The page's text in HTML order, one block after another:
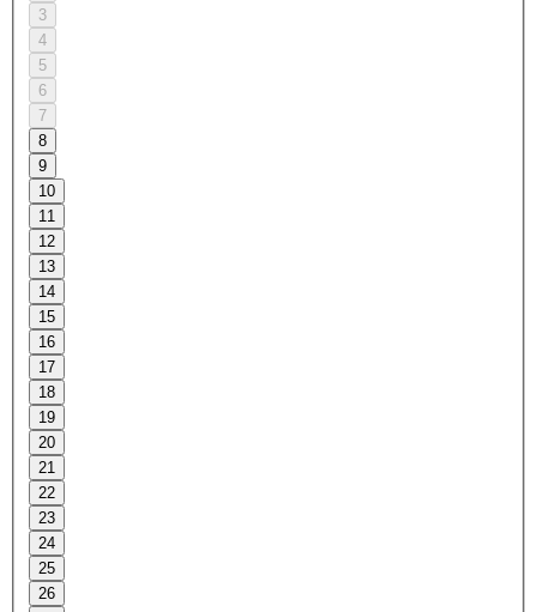
3
4
5
6
7
8
9
10
11
12
13
14
15
16
17
18
19
20
21
22
23
24
25
26